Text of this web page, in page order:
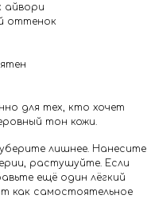
айвори
оттенок
для тех, кто хочет
тон кожи.
лишнее. Нанесите
растушуйте. Если
ещё один лёгкий
как самостоятельное